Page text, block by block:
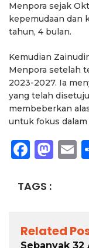
Menpora sejak
kepemudaan dan
tahun, 4 bulan.
Kemudian
Menpora setelah
2023-2027. Ia
yang telah
membeberkan
untuk fokus
TAGS :
Related
Sebanyak